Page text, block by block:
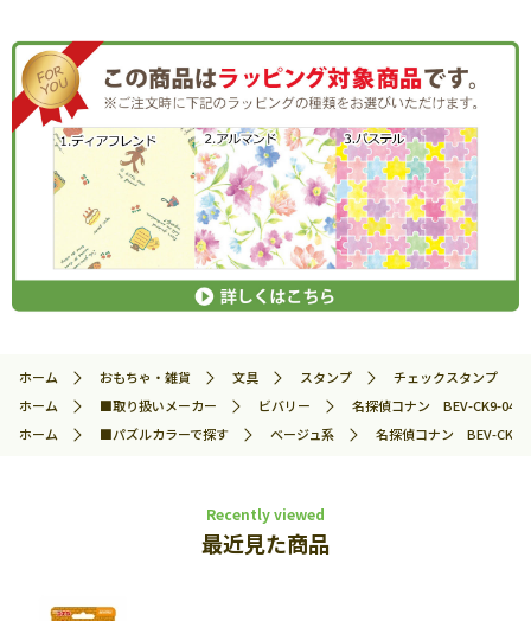
ホーム おもちゃ・雑貨 文具 スタンプ
チェックスタンプ
ホーム
■取り扱いメーカー ビバリー
名探偵コナン BEV-CK9-049
ホーム
■パズルカラーで探す ベージュ系 名探偵コナン BEV-CK9-
Recently viewed
最近見た商品